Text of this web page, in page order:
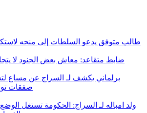
طالب متوفق يدعو السلطات إلى منحه
ضابط متقاعد: معاش بعض الجنود لا يتجاوز 7000 أوقية
برلماني يكشف لـ السراج عن مساع
صفقات
ولد امباله لـ السراج: الحكومة تستغل